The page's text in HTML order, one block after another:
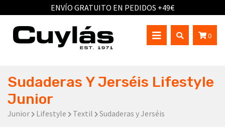
ENVÍO GRATUITO EN PEDIDOS +49€
0
Sudaderas Y Jerséis Lifestyle
Junior
Junior Lifestyle Textil Sudaderas y Jerséis